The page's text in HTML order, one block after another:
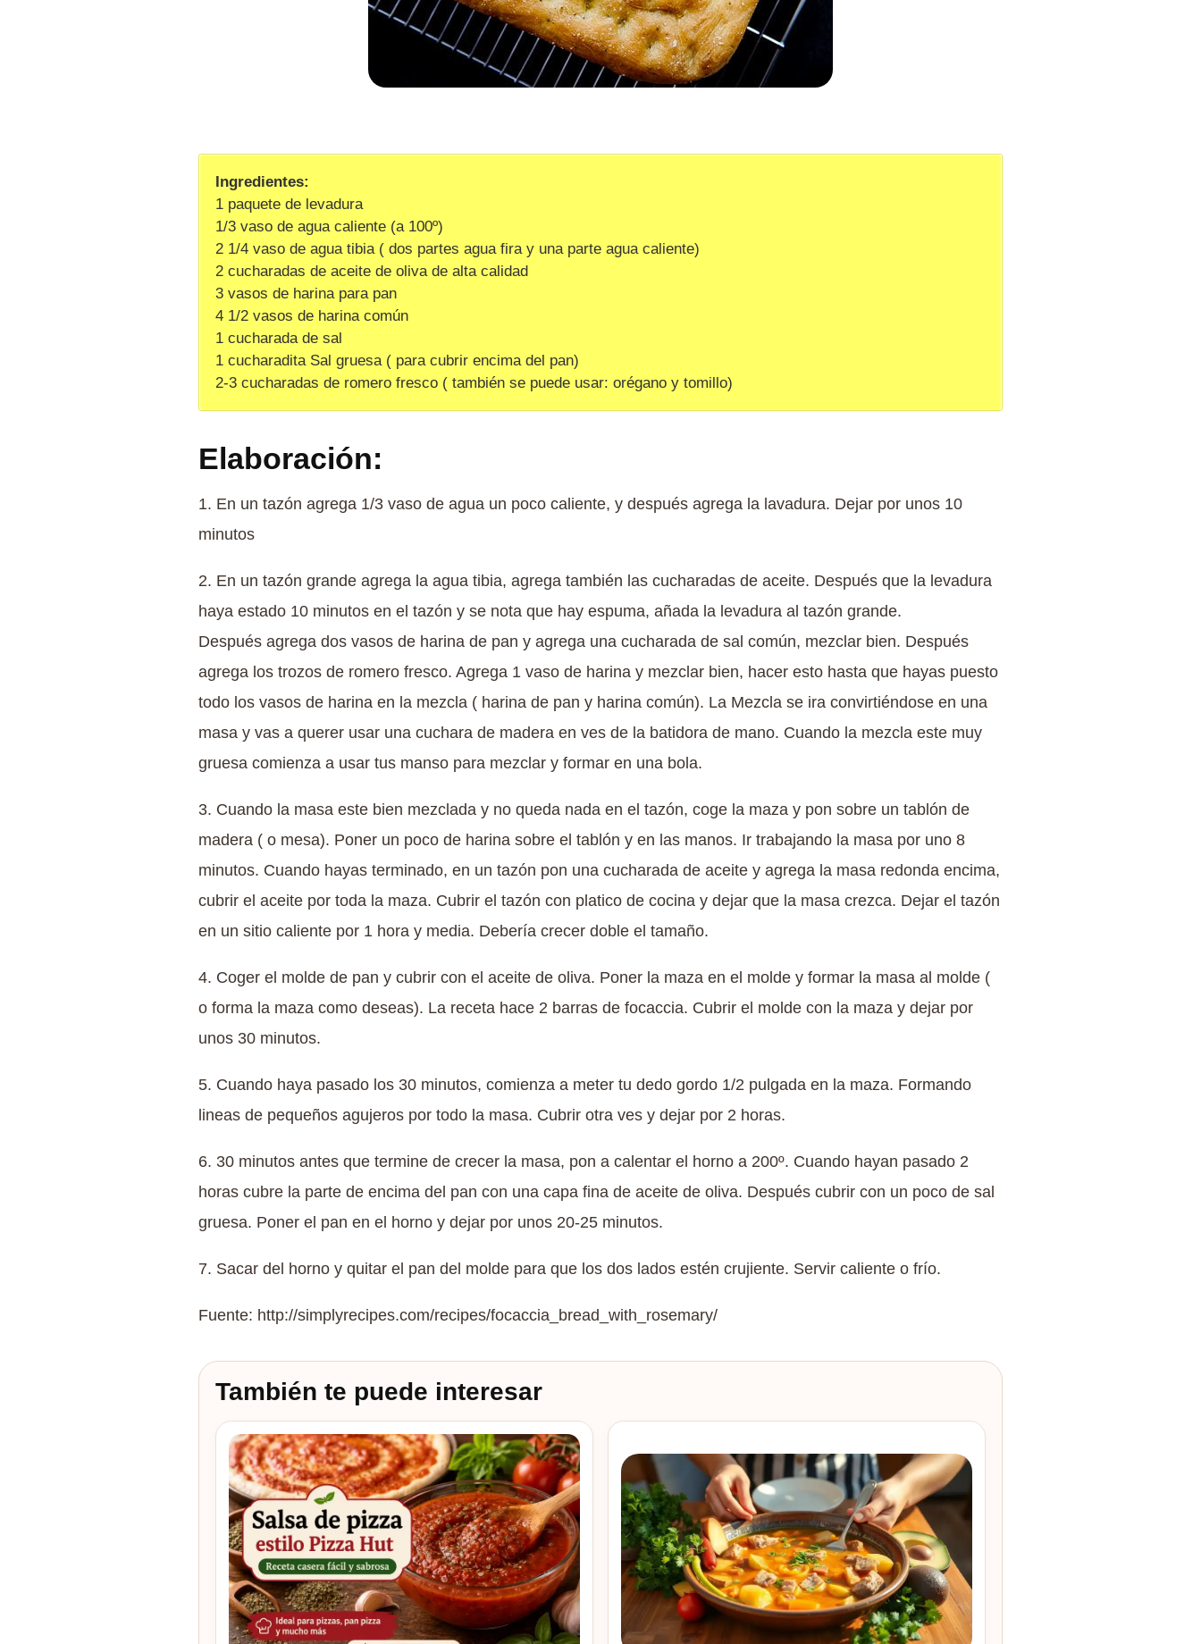
Ingredientes:
1 paquete de levadura
1/3 vaso de agua caliente (a 100º)
2 1/4 vaso de agua tibia ( dos partes agua fira y una parte agua caliente)
2 cucharadas de aceite de oliva de alta calidad
3 vasos de harina para pan
4 1/2 vasos de harina común
1 cucharada de sal
1 cucharadita Sal gruesa ( para cubrir encima del pan)
2-3 cucharadas de romero fresco ( también se puede usar: orégano y tomillo)
Elaboración:
1. En un tazón agrega 1/3 vaso de agua un poco caliente, y después agrega la lavadura. Dejar por unos 10
minutos
2. En un tazón grande agrega la agua tibia, agrega también las cucharadas de aceite. Después que la levadura
haya estado 10 minutos en el tazón y se nota que hay espuma, añada la levadura al tazón grande.
Después agrega dos vasos de harina de pan y agrega una cucharada de sal común, mezclar bien. Después
agrega los trozos de romero fresco. Agrega 1 vaso de harina y mezclar bien, hacer esto hasta que hayas puesto
todo los vasos de harina en la mezcla ( harina de pan y harina común). La Mezcla se ira convirtiéndose en una
masa y vas a querer usar una cuchara de madera en ves de la batidora de mano. Cuando la mezcla este muy
gruesa comienza a usar tus manso para mezclar y formar en una bola.
3. Cuando la masa este bien mezclada y no queda nada en el tazón, coge la maza y pon sobre un tablón de
madera ( o mesa). Poner un poco de harina sobre el tablón y en las manos. Ir trabajando la masa por uno 8
minutos. Cuando hayas terminado, en un tazón pon una cucharada de aceite y agrega la masa redonda encima,
cubrir el aceite por toda la maza. Cubrir el tazón con platico de cocina y dejar que la masa crezca. Dejar el tazón
en un sitio caliente por 1 hora y media. Debería crecer doble el tamaño.
4. Coger el molde de pan y cubrir con el aceite de oliva. Poner la maza en el molde y formar la masa al molde (
o forma la maza como deseas). La receta hace 2 barras de focaccia. Cubrir el molde con la maza y dejar por
unos 30 minutos.
5. Cuando haya pasado los 30 minutos, comienza a meter tu dedo gordo 1/2 pulgada en la maza. Formando
lineas de pequeños agujeros por todo la masa. Cubrir otra ves y dejar por 2 horas.
6. 30 minutos antes que termine de crecer la masa, pon a calentar el horno a 200º. Cuando hayan pasado 2
horas cubre la parte de encima del pan con una capa fina de aceite de oliva. Después cubrir con un poco de sal
gruesa. Poner el pan en el horno y dejar por unos 20-25 minutos.
7. Sacar del horno y quitar el pan del molde para que los dos lados estén crujiente. Servir caliente o frío.
Fuente: http://simplyrecipes.com/recipes/focaccia_bread_with_rosemary/
También te puede interesar